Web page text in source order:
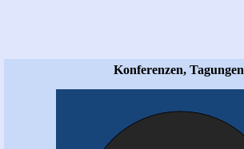
Konferenzen, Tagungen